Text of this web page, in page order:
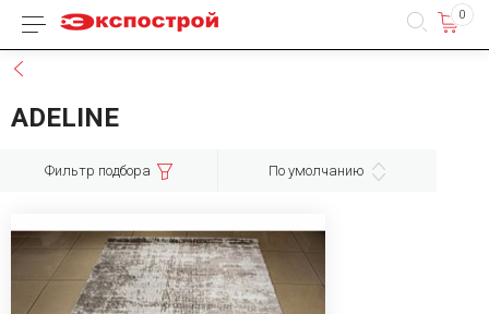
Каталог товаров 0
ADELINE
Фильтр подбора По умолчанию